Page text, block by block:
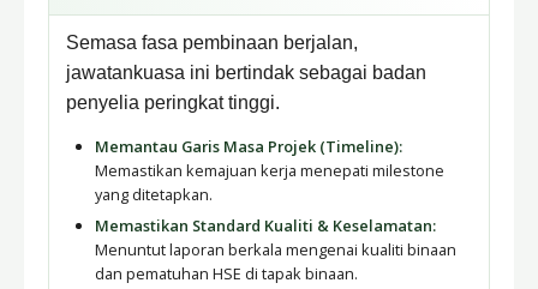
Semasa fasa pembinaan berjalan,
jawatankuasa ini bertindak sebagai badan
penyelia peringkat tinggi.
Memantau Garis Masa Projek (Timeline):
Memastikan kemajuan kerja menepati milestone
yang ditetapkan.
Memastikan Standard Kualiti & Keselamatan:
Menuntut laporan berkala mengenai kualiti binaan
dan pematuhan HSE di tapak binaan.